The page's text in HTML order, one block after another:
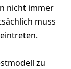
nicht immer
muss
zu